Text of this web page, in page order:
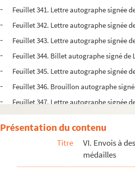
Feuillet 341. Lettre autographe signée
Feuillet 342. Lettre autographe signée
Feuillet 343. Lettre autographe signée
Feuillet 344. Billet autographe signé
Feuillet 345. Lettre autographe signée
Feuillet 346. Brouillon autographe
Feuillet 347. Lettre autographe signée
Feuillet 348. Lettre du département
Feuillet 349. Lettre autographe signée
Feuillet 350. Lettre autographe signée
Présentation du contenu
Titre
VI. Envois à
médailles